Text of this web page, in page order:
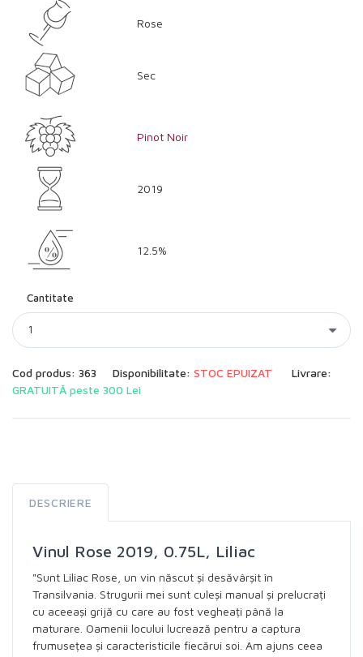
Rose
Sec
Pinot Noir
2019
12.5%
Cantitate
Cod produs: 363 Disponibilitate: STOC EPUIZAT
Livrare:
GRATUITĂ peste 300 Lei
DESCRIERE
Vinul Rose 2019, 0.75L, Liliac
"Sunt Liliac Rose, un vin născut și desăvârșit în
Transilvania. Strugurii mei sunt culeși manual și prelucrați
cu aceeași grijă cu care au fost vegheați până la
maturare. Oamenii locului lucrează pentru a captura
frumusețea și caracteristicile fiecărui soi. Am ajuns ceea